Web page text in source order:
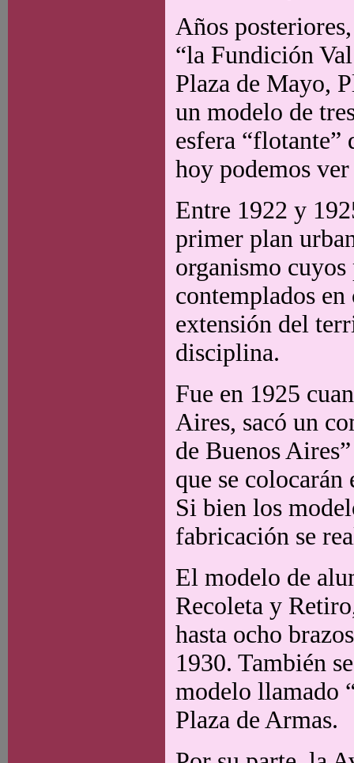
Años
“la Fundición
Plaza de Mayo,
un modelo de
esfera “flotante”
hoy podemos ver
Entre 1922 y
primer plan
organismo
contemplados
extensión del
disciplina.
Fue en 1925
Aires, sacó un
de Buenos
que se
Si bien los
fabricación se
El modelo de
Recoleta y
hasta ocho
1930. También
modelo llamado
Plaza de Armas.